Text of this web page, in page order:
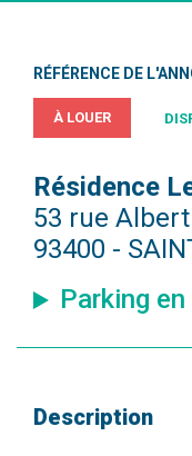
RÉFÉRENCE DE
À LOUER
Résidence
53 rue
93400 -
Parking
Description